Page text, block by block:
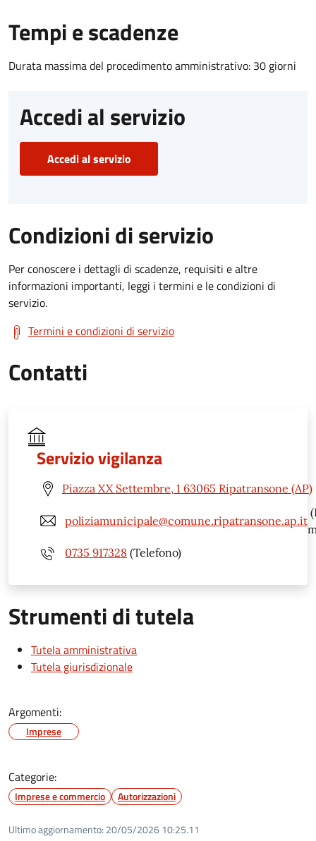
Tempi e scadenze
Durata massima del procedimento amministrativo: 30 giorni
Accedi al servizio
Accedi al servizio
Condizioni di servizio
Per conoscere i dettagli di scadenze, requisiti e altre
informazioni importanti, leggi i termini e le condizioni di
servizio.
Termini e condizioni di servizio
Contatti
Servizio vigilanza
Piazza XX Settembre, 1 63065 Ripatransone (AP)
poliziamunicipale@comune.ripatransone.ap.it
0735 917328 (Telefono)
Strumenti di tutela
Tutela amministrativa
Tutela giurisdizionale
Argomenti:
Imprese
Categorie:
Imprese e commercio Autorizzazioni
Ultimo aggiornamento: 20/05/2026 10:25.11